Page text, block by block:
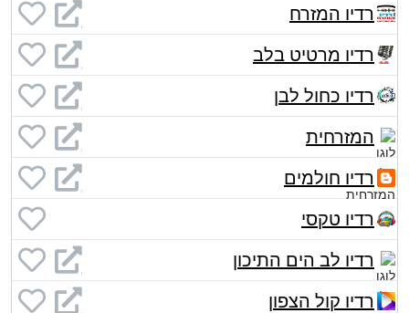
רדיו המזרח
רדיו מרטיט בלב
רדיו כחול לבן
המזרחית
רדיו חולמים
רדיו טקסי
רדיו לב הים התיכון
רדיו קול הצפון